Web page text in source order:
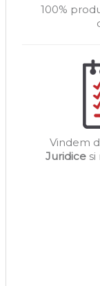
100%
Vindem
Juridicesi